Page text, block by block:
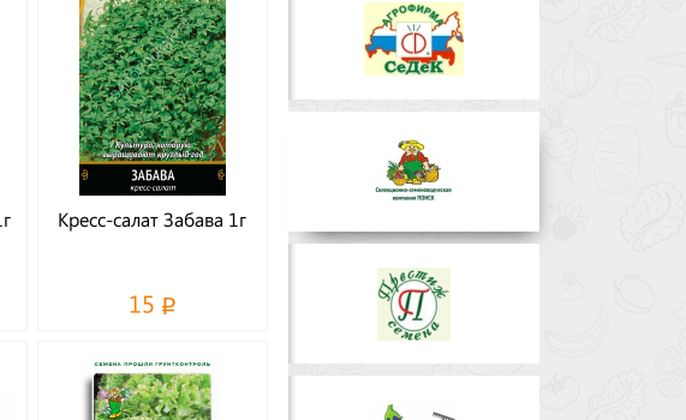
Кресс-салат Забава 1г
15